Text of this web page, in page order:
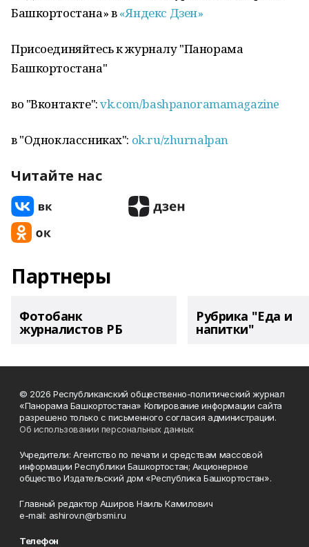
Башкортостана» в«Яндекс Дзен»
Присоединяйтесь к журналу "Панорама
Башкортостана"
во "Вконтакте":vk.com/bashpanoramamagazine
в "Одноклассниках": ok.ru/zhurnalpan
Читайте нас
Партнеры
Фотобанк
журналистов РБ
Рубрика "Еда и
напитки"
© 2026 Республиканский общественно-политический журнал
«Панорама Башкортостана» Копирование информации сайта
разрешено только с письменного согласия администрации.
Об использовании персональных данных
Учредители: Агентство по печати и средствам массовой
информации Республики Башкортостан; Акционерное
общество Издательский дом «Республика Башкортостан».
Главный редактор Аширов Наиль Камилович
e-mail: ashirov.n@rbsmi.ru
Телефон